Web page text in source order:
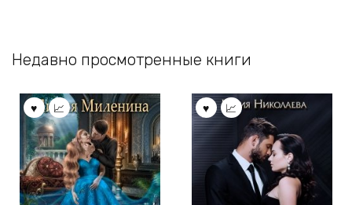
Недавно просмотренные книги